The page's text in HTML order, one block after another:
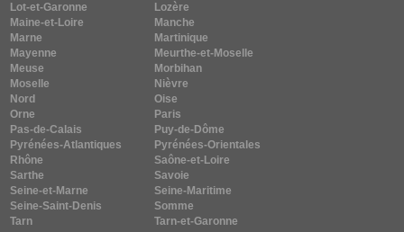
Lot-et-Garonne
Lozère
Maine-et-Loire
Manche
Marne
Martinique
Mayenne
Meurthe-et-Moselle
Meuse
Morbihan
Moselle
Nièvre
Nord
Oise
Orne
Paris
Pas-de-Calais
Puy-de-Dôme
Pyrénées-Atlantiques
Pyrénées-Orientales
Rhône
Saône-et-Loire
Sarthe
Savoie
Seine-et-Marne
Seine-Maritime
Seine-Saint-Denis
Somme
Tarn
Tarn-et-Garonne